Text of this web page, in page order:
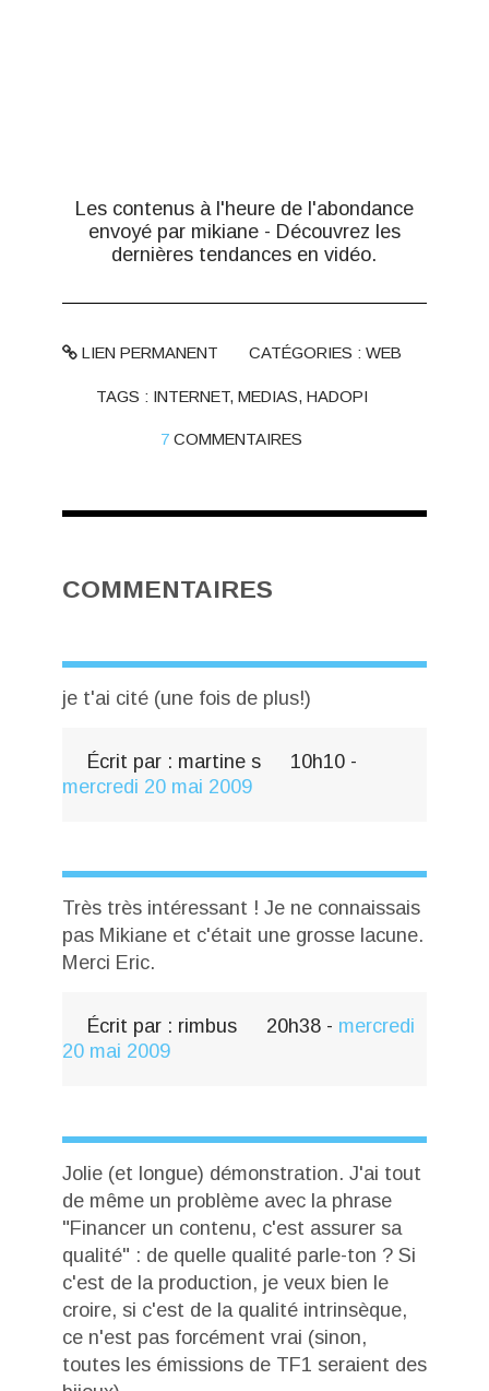
Les contenus à l'heure de l'abondance
envoyé par mikiane- Découvrez les
dernières tendances en vidéo.
LIEN PERMANENT CATÉGORIES : WEB
TAGS : INTERNET, MEDIAS, HADOPI
7 COMMENTAIRES
COMMENTAIRES
je t'ai cité (une fois de plus!)
Écrit par : martine s 10h10 -
mercredi 20 mai 2009
Très très intéressant ! Je ne connaissais
pas Mikiane et c'était une grosse lacune.
Merci Eric.
Écrit par : rimbus 20h38 - mercredi
20 mai 2009
Jolie (et longue) démonstration. J'ai tout
de même un problème avec la phrase
"Financer un contenu, c'est assurer sa
qualité" : de quelle qualité parle-ton ? Si
c'est de la production, je veux bien le
croire, si c'est de la qualité intrinsèque,
ce n'est pas forcément vrai (sinon,
toutes les émissions de TF1 seraient des